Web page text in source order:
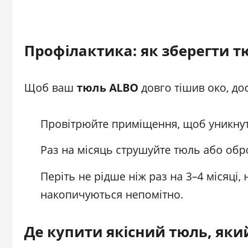
Профілактика: як зберегти
Щоб ваш тюль ALBO довго тішив око,
Провітрюйте приміщення, щоб
Раз на місяць струшуйте тюль або
Періть не рідше ніж раз на 3–4
накопичуються непомітно.
Де купити якісний тюль,